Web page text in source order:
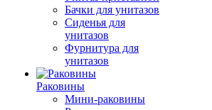
Бачки для унитазов
Сиденья для
унитазов
Фурнитура для
унитазов
Раковины
Мини-раковины